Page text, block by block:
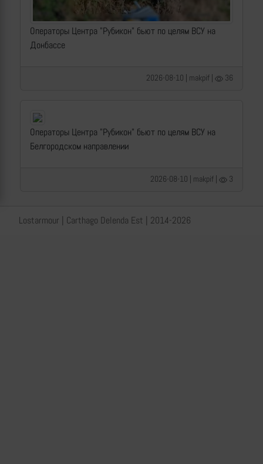
Операторы Центра "Рубикон" бьют по целям ВСУ на
Донбассе
2026-08-10 | makpif | 36
Операторы Центра "Рубикон" бьют по целям ВСУ на
Белгородском направлении
2026-08-10 | makpif | 3
Lostarmour | Carthago Delenda Est | 2014-2026